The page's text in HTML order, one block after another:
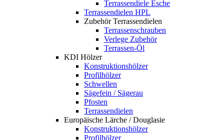
Terrassendiele Esche
Terrassendielen HPL
Zubehör Terrassendielen
Terrassenschrauben
Verlege Zubehör
Terrassen-Öl
KDI Hölzer
Konstruktionshölzer
Profilhölzer
Schwellen
Sägefein / Sägerau
Pfosten
Terrassendielen
Europäische Lärche / Douglasie
Konstruktionshölzer
Profilhölzer